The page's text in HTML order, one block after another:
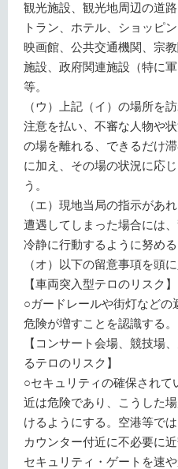
観光施設、観光地周辺の道
トラン、ホテル、ショッピ
映画館、公共交通機関、宗
施設、政府関連施設（特に
等。
（ウ）上記（イ）の場所を
注意を払い、不審な人物や
の場を離れる、できるだけ
に加え、その場の状況に応
う。
（エ）現地当局の指示があ
遭遇してしまった場合には
冷静に行動するように努める
（オ）以下の留意事項を頭
【車両突入型テロのリスク】
○ガードレールや街灯などの
危険が増すことを認識する。
【コンサート会場、競技場
るテロのリスク】
○セキュリティの確保され
近は危険であり、こうした
けるようにする。空港等で
カウンター付近に不必要に
セキュリティ・ゲートを速や